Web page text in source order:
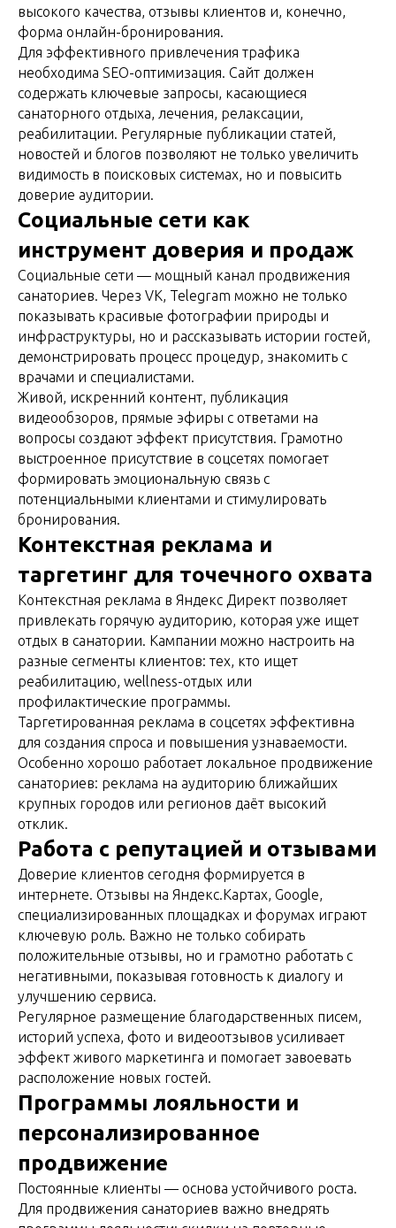
высокого качества, отзывы клиентов и, конечно,
форма онлайн-бронирования.
Для эффективного привлечения трафика
необходима SEO-оптимизация. Сайт должен
содержать ключевые запросы, касающиеся
санаторного отдыха, лечения, релаксации,
реабилитации. Регулярные публикации статей,
новостей и блогов позволяют не только увеличить
видимость в поисковых системах, но и повысить
доверие аудитории.
Социальные сети как
инструмент доверия и продаж
Социальные сети — мощный канал продвижения
санаториев. Через VK, Telegram можно не только
показывать красивые фотографии природы и
инфраструктуры, но и рассказывать истории гостей,
демонстрировать процесс процедур, знакомить с
врачами и специалистами.
Живой, искренний контент, публикация
видеообзоров, прямые эфиры с ответами на
вопросы создают эффект присутствия. Грамотно
выстроенное присутствие в соцсетях помогает
формировать эмоциональную связь с
потенциальными клиентами и стимулировать
бронирования.
Контекстная реклама и
таргетинг для точечного охвата
Контекстная реклама в Яндекс Директ позволяет
привлекать горячую аудиторию, которая уже ищет
отдых в санатории. Кампании можно настроить на
разные сегменты клиентов: тех, кто ищет
реабилитацию, wellness-отдых или
профилактические программы.
Таргетированная реклама в соцсетях эффективна
для создания спроса и повышения узнаваемости.
Особенно хорошо работает локальное продвижение
санаториев: реклама на аудиторию ближайших
крупных городов или регионов даёт высокий
отклик.
Работа с репутацией и отзывами
Доверие клиентов сегодня формируется в
интернете. Отзывы на Яндекс.Картах, Google,
специализированных площадках и форумах играют
ключевую роль. Важно не только собирать
положительные отзывы, но и грамотно работать с
негативными, показывая готовность к диалогу и
улучшению сервиса.
Регулярное размещение благодарственных писем,
историй успеха, фото и видеоотзывов усиливает
эффект живого маркетинга и помогает завоевать
расположение новых гостей.
Программы лояльности и
персонализированное
продвижение
Постоянные клиенты — основа устойчивого роста.
Для продвижения санаториев важно внедрять